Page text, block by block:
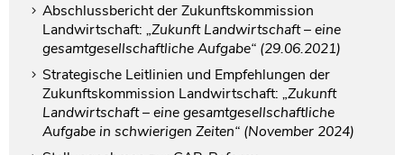
Abschlussbericht der Zukunftskommission
Landwirtschaft: „Zukunft Landwirtschaft – eine
gesamtgesellschaftliche Aufgabe“ (29.06.2021)
Strategische Leitlinien und Empfehlungen der
Zukunftskommission Landwirtschaft: „Zukunft
Landwirtschaft – eine gesamtgesellschaftliche
Aufgabe in schwierigen Zeiten“ (November 2024)